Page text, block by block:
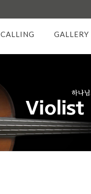
CALLING GALLERY